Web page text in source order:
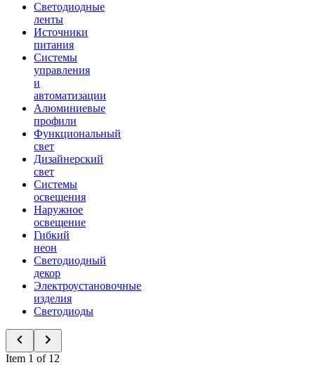
Светодиодные
ленты
Источники
питания
Системы
управления
и
автоматизации
Алюминиевые
профили
Функциональный
свет
Дизайнерский
свет
Системы
освещения
Наружное
освещение
Гибкий
неон
Светодиодный
декор
Электроустановочные
изделия
Светодиоды
Item 1 of 12